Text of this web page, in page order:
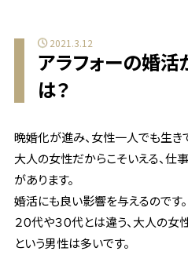
2021.3.12
アラフォーの婚
は？
晩婚化が進み、女性一人でも生き
大人の女性だからこそいえる、仕
があります。
婚活にも良い影響を与えるのです。
２０代や３０代とは違う、大人の
という男性は多いです。